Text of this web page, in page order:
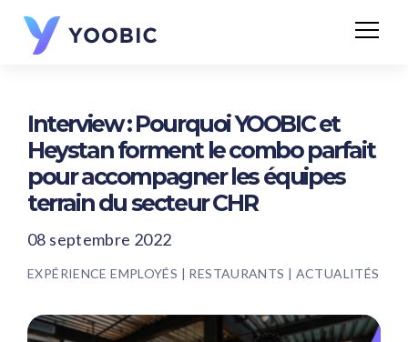
Interview : Pourquoi YOOBIC et
Heystan forment le combo parfait
pour accompagner les équipes
terrain du secteur CHR
08 septembre 2022
EXPÉRIENCE EMPLOYÉS | RESTAURANTS | ACTUALITÉS